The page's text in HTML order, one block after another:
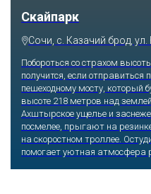
Скайпарк
Сочи, с. Казачий брод,
Побороться со страхом
получится, если
пешеходному мосту, который
высоте 218 метров над
Ахштырское ущелье и
посмелее, прыгают на
на скоростном троллее.
помогает уютная атмосфера